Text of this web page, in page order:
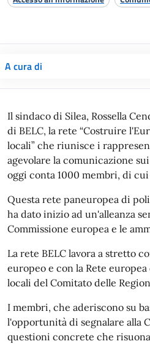
A cura di
Il sindaco di Silea, Rossella
di BELC, la rete “Costruire
locali” che riunisce i
agevolare la comunicazione
oggi conta 1000 membri, di
Questa rete paneuropea di
ha dato inizio ad un'alleanza
Commissione europea e le
La rete BELC lavora a stretto
europeo e con la Rete
locali del Comitato delle
I membri, che aderiscono su
l'opportunità di segnalare alla
questioni concrete che